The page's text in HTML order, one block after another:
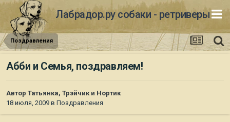
Лабрадор.ру собаки - ретриверы
Поздравления
Абби и Семья, поздравляем!
Автор Татьянка, Трэйчик и Нортик
18 июля, 2009 в Поздравления